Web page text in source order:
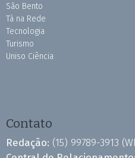
São Bento
Tá na Rede
Tecnologia
Turismo
Uniso Ciência
Contato
Redação: (15) 99789-3913